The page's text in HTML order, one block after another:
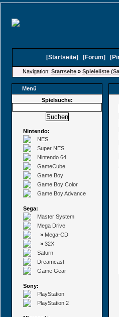
[Startseite] [Forum] [
Navigation: Startseite» Spieleliste
Menü
Spielsuche:
Nintendo:
NES
Super NES
Nintendo 64
GameCube
Game Boy
Game Boy Color
Game Boy Advance
Sega:
Master System
Mega Drive
» Mega-CD
» 32X
Saturn
Dreamcast
Game Gear
Sony:
PlayStation
PlayStation 2